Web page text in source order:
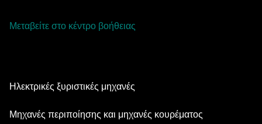
Μεταβείτε στο κέντρο βοήθειας
Ηλεκτρικές ξυριστικές μηχανές
Series 9 Pro
Μηχανές περιποίησης και μηχανές κουρέματος